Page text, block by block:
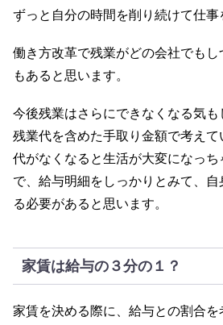
ずっと自分の時間を削り続けて仕事
働き方改革で残業がどの会社でもし
もあると思います。
今後残業はさらにできなくなる気も
残業代を含めた手取り金額で考え
代がなくなると生活が大変になっ
で、給与明細をしっかりとみて、自
る必要があると思います。
家賃は給与の３分の１？
家賃を決める際に、給与との割合